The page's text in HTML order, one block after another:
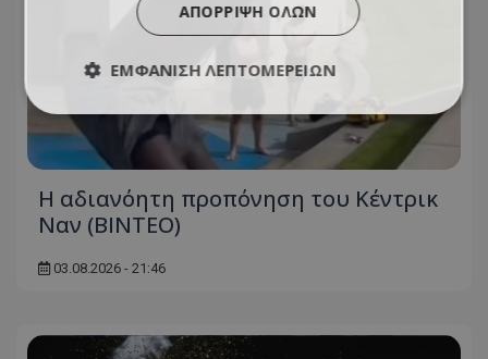
Η αδιανόητη προπόνηση του Κέντρικ
Ναν (BINTEO)
03.08.2026 - 21:46
ΑΠΌΡΡΙΨΗ ΌΛΩΝ
ΕΜΦΆΝΙΣΗ ΛΕΠΤΟΜΕΡΕΙΏΝ